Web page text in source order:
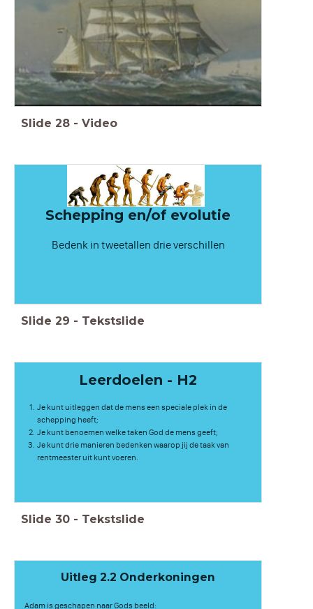
Slide 28 - Video
Schepping en/of evolutie
Bedenk in tweetallen drie verschillen
Slide 29 - Tekstslide
Leerdoelen - H2
Je kunt uitleggen dat de mens een speciale plek in de
schepping heeft;
Je kunt benoemen welke taken God de mens geeft;
Je kunt drie manieren bedenken waarop jij de taak van
rentmeester uit kunt voeren.
Slide 30 - Tekstslide
Uitleg 2.2 Onderkoningen
Adam is geschapen naar Gods beeld: